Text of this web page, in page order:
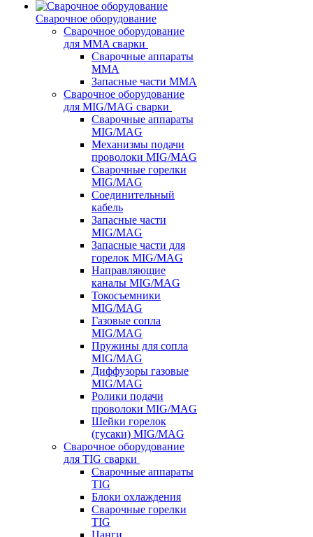
Сварочное оборудование
Сварочное оборудование
для MMA сварки
Сварочные аппараты
MMA
Запасные части MMA
Сварочное оборудование
для MIG/MAG сварки
Сварочные аппараты
MIG/MAG
Механизмы подачи
проволоки MIG/MAG
Сварочные горелки
MIG/MAG
Соединительный
кабель
Запасные части
MIG/MAG
Запасные части для
горелок MIG/MAG
Направляющие
каналы MIG/MAG
Токосъемники
MIG/MAG
Газовые сопла
MIG/MAG
Пружины для сопла
MIG/MAG
Диффузоры газовые
MIG/MAG
Ролики подачи
проволоки MIG/MAG
Шейки горелок
(гусаки) MIG/MAG
Сварочное оборудование
для TIG сварки
Сварочные аппараты
TIG
Блоки охлаждения
Сварочные горелки
TIG
Цанги